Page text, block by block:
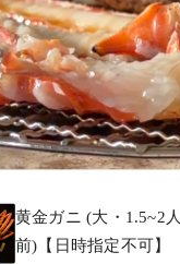
黄金ガニ (大・1.5~2人
前)【日時指定不可】